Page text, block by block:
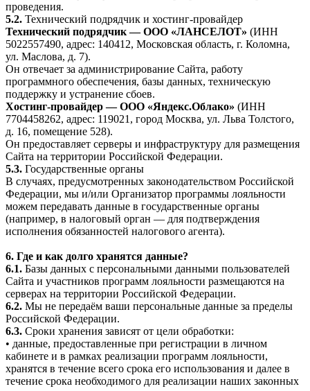
проведения.
5.2. Технический подрядчик и хостинг-провайдер
Технический подрядчик — ООО «ЛАНСЕЛОТ» (ИНН
5022557490, адрес: 140412, Московская область, г. Коломна,
ул. Маслова, д. 7).
Он отвечает за администрирование Сайта, работу
программного обеспечения, базы данных, техническую
поддержку и устранение сбоев.
Хостинг-провайдер — ООО «Яндекс.Облако» (ИНН
7704458262, адрес: 119021, город Москва, ул. Льва Толстого,
д. 16, помещение 528).
Он предоставляет серверы и инфраструктуру для размещения
Сайта на территории Российской Федерации.
5.3. Государственные органы
В случаях, предусмотренных законодательством Российской
Федерации, мы и/или Организатор программы лояльности
можем передавать данные в государственные органы
(например, в налоговый орган — для подтверждения
исполнения обязанностей налогового агента).
6. Где и как долго хранятся данные?
6.1. Базы данных с персональными данными пользователей
Сайта и участников программ лояльности размещаются на
серверах на территории Российской Федерации.
6.2. Мы не передаём ваши персональные данные за пределы
Российской Федерации.
6.3. Сроки хранения зависят от цели обработки:
• данные, предоставленные при регистрации в личном
кабинете и в рамках реализации программ лояльности,
хранятся в течение всего срока его использования и далее в
течение срока необходимого для реализации наших законных